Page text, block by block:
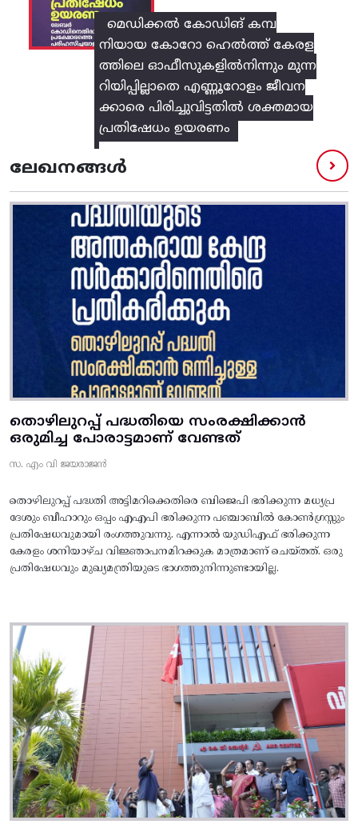
മെഡിക്കൽ കോഡിങ് കമ്പ
നിയായ കോറോ ഹെൽത്ത് കേരള
ത്തിലെ ഓഫീസുകളിൽനിന്നും മുന്ന
റിയിപ്പില്ലാതെ എണ്ണൂറോളം ജീവന
ക്കാരെ പിരിച്ചുവിട്ടതിൽ‌ ശക്തമായ
പ്രതിഷേധം ഉയരണം
ലേഖനങ്ങൾ
തൊഴിലുറപ്പ് പദ്ധതിയെ സംരക്ഷിക്കാൻ
ഒരുമിച്ച പോരാട്ടമാണ് വേണ്ടത്
സ. എം വി ജയരാജൻ
തൊഴിലുറപ്പ് പദ്ധതി അട്ടിമറിക്കെതിരെ ബിജെപി ഭരിക്കുന്ന മധ്യപ്ര
ദേശും ബീഹാറും ഒപ്പം എഎപി ഭരിക്കുന്ന പഞ്ചാബിൽ കോൺഗ്രസ്സും
പ്രതിഷേധവുമായി രംഗത്തുവന്നു. എന്നാൽ യുഡിഎഫ് ഭരിക്കുന്ന
കേരളം ശനിയാഴ്ച വിജ്ഞാപനമിറക്കുക മാത്രമാണ് ചെയ്തത്. ഒരു
പ്രതിഷേധവും മുഖ്യമന്ത്രിയുടെ ഭാഗത്തുനിന്നുണ്ടായില്ല.